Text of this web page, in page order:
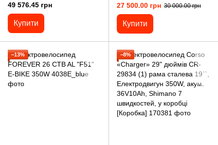
280 рама сталева, двигуни
2х1000W, 2 акумулятори
2х48V18AH
49 576.45 грн
Купити
"ROCK003" E-BIKE 350W
27 500.00 грн 30 000.00 грн
Купити
−13% −8%